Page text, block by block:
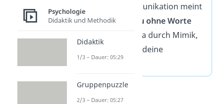
Nonverbale Kommunikation meint
alle Signale, die du ohne Worte
— etwa durch Mimik,
Gestik oder durch deine
Körperhaltung.
Psychologie
Didaktik und Methodik
Didaktik
1/3 – Dauer: 05:29
Gruppenpuzzle
2/3 – Dauer: 05:27